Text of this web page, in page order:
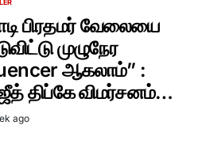
பிரதமர் வேலையை
முழுநேர
ஆகலாம்” :
திப்கே விமர்சனம்…
ago